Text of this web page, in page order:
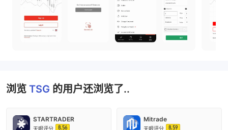
浏览 TSG 的用户还浏览了..
STARTRADER
天眼评分 8.56
Mitrade
天眼评分 8.59